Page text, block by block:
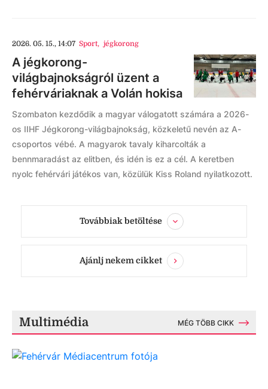
2026. 05. 15., 14:07 Sport, jégkorong
A jégkorong-
világbajnokságról üzent a
fehérváriaknak a Volán hokisa
Szombaton kezdődik a magyar válogatott számára a 2026-
os IIHF Jégkorong-világbajnokság, közkeletű nevén az A-
csoportos vébé. A magyarok tavaly kiharcolták a
bennmaradást az elitben, és idén is ez a cél. A keretben
nyolc fehérvári játékos van, közülük Kiss Roland nyilatkozott.
Továbbiak betöltése
Ajánlj nekem cikket
Multimédia MÉG TÖBB CIKK